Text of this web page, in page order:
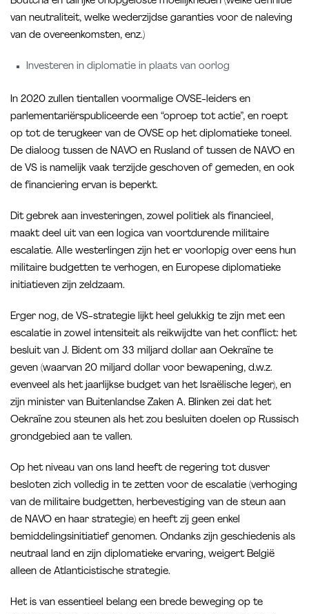
van neutraliteit, welke wederzijdse garanties voor de naleving
van de overeenkomsten, enz.)
Investeren in diplomatie in plaats van oorlog
In 2020 zullen tientallen voormalige OVSE-leiders en
parlementariërspubliceerde een “oproep tot actie”, en roept
op tot de terugkeer van de OVSE op het diplomatieke toneel.
De dialoog tussen de NAVO en Rusland of tussen de NAVO en
de VS is namelijk vaak terzijde geschoven of gemeden, en ook
de financiering ervan is beperkt.
Dit gebrek aan investeringen, zowel politiek als financieel,
maakt deel uit van een logica van voortdurende militaire
escalatie. Alle westerlingen zijn het er voorlopig over eens hun
militaire budgetten te verhogen, en Europese diplomatieke
initiatieven zijn zeldzaam.
Erger nog, de VS-strategie lijkt heel gelukkig te zijn met een
escalatie in zowel intensiteit als reikwijdte van het conflict: het
besluit van J. Bident om 33 miljard dollar aan Oekraïne te
geven (waarvan 20 miljard dollar voor bewapening, d.w.z.
evenveel als het jaarlijkse budget van het Israëlische leger), en
zijn minister van Buitenlandse Zaken A. Blinken zei dat het
Oekraïne zou steunen als het zou besluiten doelen op Russisch
grondgebied aan te vallen.
Op het niveau van ons land heeft de regering tot dusver
besloten zich volledig in te zetten voor de escalatie (verhoging
van de militaire budgetten, herbevestiging van de steun aan
de NAVO en haar strategie) en heeft zij geen enkel
bemiddelingsinitiatief genomen. Ondanks zijn geschiedenis als
neutraal land en zijn diplomatieke ervaring, weigert België
alleen de Atlanticistische strategie.
Het is van essentieel belang een brede beweging op te